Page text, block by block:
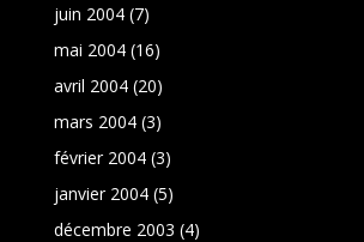
juin 2004(7)
mai 2004(16)
avril 2004(20)
mars 2004(3)
février 2004(3)
janvier 2004(5)
décembre 2003 (4)